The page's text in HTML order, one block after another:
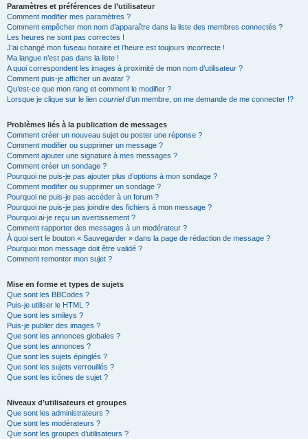
Paramètres et préférences de l’utilisateur
Comment modifier mes paramètres ?
Comment empêcher mon nom d’apparaître dans la liste des membres connectés ?
Les heures ne sont pas correctes !
J’ai changé mon fuseau horaire et l’heure est toujours incorrecte !
Ma langue n’est pas dans la liste !
A quoi correspondent les images à proximité de mon nom d’utilisateur ?
Comment puis-je afficher un avatar ?
Qu’est-ce que mon rang et comment le modifier ?
Lorsque je clique sur le lien courrield’un membre, on me demande de me connecter !?
Problèmes liés à la publication de messages
Comment créer un nouveau sujet ou poster une réponse ?
Comment modifier ou supprimer un message ?
Comment ajouter une signature à mes messages ?
Comment créer un sondage ?
Pourquoi ne puis-je pas ajouter plus d’options à mon sondage ?
Comment modifier ou supprimer un sondage ?
Pourquoi ne puis-je pas accéder à un forum ?
Pourquoi ne puis-je pas joindre des fichiers à mon message ?
Pourquoi ai-je reçu un avertissement ?
Comment rapporter des messages à un modérateur ?
À quoi sert le bouton « Sauvegarder » dans la page de rédaction de message ?
Pourquoi mon message doit être validé ?
Comment remonter mon sujet ?
Mise en forme et types de sujets
Que sont les BBCodes ?
Puis-je utiliser le HTML ?
Que sont les smileys ?
Puis-je publier des images ?
Que sont les annonces globales ?
Que sont les annonces ?
Que sont les sujets épinglés ?
Que sont les sujets verrouillés ?
Que sont les icônes de sujet ?
Niveaux d’utilisateurs et groupes
Que sont les administrateurs ?
Que sont les modérateurs ?
Que sont les groupes d’utilisateurs ?